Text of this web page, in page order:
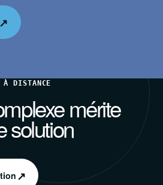
↗
À DISTANCE
mérite
solution
↗